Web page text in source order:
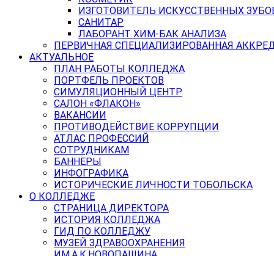
ИЗГОТОВИТЕЛЬ ИСКУССТВЕННЫХ
САНИТАР
ЛАБОРАНТ ХИМ-БАК АНАЛИЗА
ПЕРВИЧНАЯ СПЕЦИАЛИЗИРОВАННАЯ
АКТУАЛЬНОЕ
ПЛАН РАБОТЫ КОЛЛЕДЖА
ПОРТФЕЛЬ ПРОЕКТОВ
СИМУЛЯЦИОННЫЙ ЦЕНТР
САЛОН «ФЛАКОН»
ВАКАНСИИ
ПРОТИВОДЕЙСТВИЕ КОРРУПЦИИ
АТЛАС ПРОФЕССИЙ
СОТРУДНИКАМ
БАННЕРЫ
ИНФОГРАФИКА
ИСТОРИЧЕСКИЕ ЛИЧНОСТИ ТОБОЛЬСКА
О КОЛЛЕДЖЕ
СТРАНИЦА ДИРЕКТОРА
ИСТОРИЯ КОЛЛЕДЖА
ГИД ПО КОЛЛЕДЖУ
МУЗЕЙ ЗДРАВООХРАНЕНИЯ